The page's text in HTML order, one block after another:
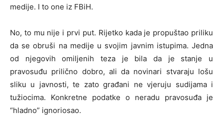
medije. I to one iz FBiH.
No, to mu nije i prvi put. Rijetko kada je propuštao priliku
da se obruši na medije u svojim javnim istupima. Jedna
od njegovih omiljenih teza je bila da je stanje u
pravosuđu prilično dobro, ali da novinari stvaraju lošu
sliku u javnosti, te zato građani ne vjeruju sudijama i
tužiocima. Konkretne podatke o neradu pravosuđa je
“hladno” ignoriosao.